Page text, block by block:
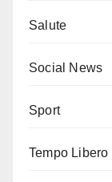
Salute
Social News
Sport
Tempo Libero